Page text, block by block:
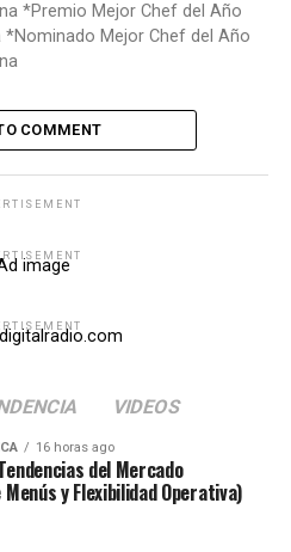
*Premio Mejor Chef del Año
*Nominado Mejor Chef del Año
COMMENT
VIDEOS
16 horas ago
del Mercado
y Flexibilidad Operativa)